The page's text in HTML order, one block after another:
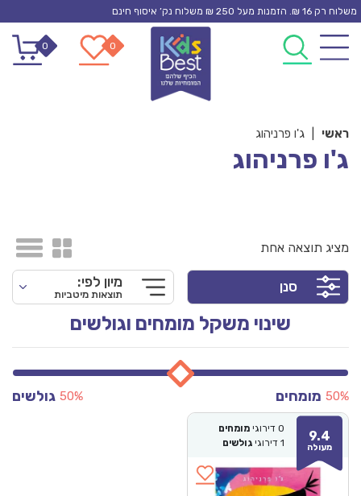
Skip
content
משלוח רק 16 ₪. הזמנות מעל 250 ₪ משלוח נק’ איסוף חינם
0
0
ראשי ג'ו פרניהוג
ג'ו פרניהוג
מציג תוצאה אחת
סנן מיון לפי:
תוצאות מיטביות
שינוי משקל מומחים וגולשים
מומחים 50% גולשים 50%
9.4
מעולה
0 דירוגי מומחים
1 דירוגי גולשים